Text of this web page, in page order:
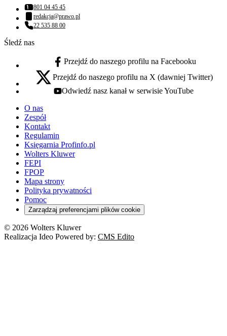
Numer telefonu:
801 04 45 45
Adres email:
redakcja@prawo.pl
Numer telefonu:
22 535 88 00
Śledź nas
facebook - otwiera się w nowej karcie
Przejdź do naszego profilu na Facebooku
x - otwiera się w nowej karcie
Przejdź do naszego profilu na X (dawniej Twitter)
youtube - otwiera się w nowej karcie
Odwiedź nasz kanał w serwisie YouTube
O nas
Zespół
Kontakt
Regulamin
Księgarnia Profinfo.pl
Wolters Kluwer
FEPI
FPOP
Mapa strony
Polityka prywatności
Pomoc
Zarządzaj preferencjami plików cookie
© 2026 Wolters Kluwer
Realizacja Ideo Powered by: CMS Edito